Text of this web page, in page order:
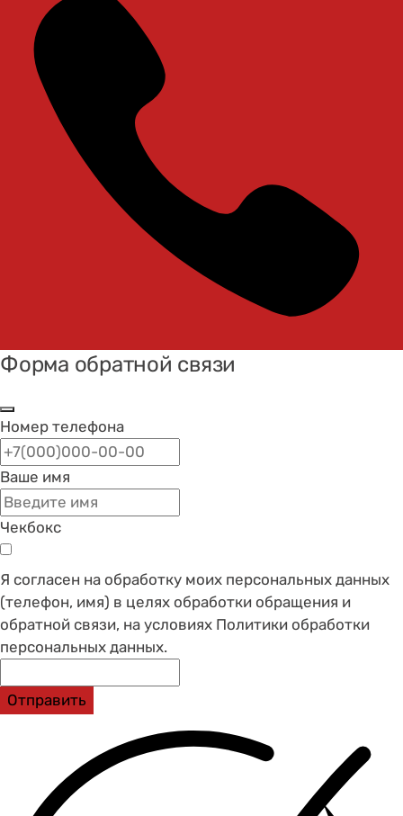
Форма обратной связи
Номер телефона
Ваше имя
Чекбокс
Я согласен на обработку моих персональных данных
(телефон, имя) в целях обработки обращения и
обратной связи, на условиях Политики обработки
персональных данных.
Отправить